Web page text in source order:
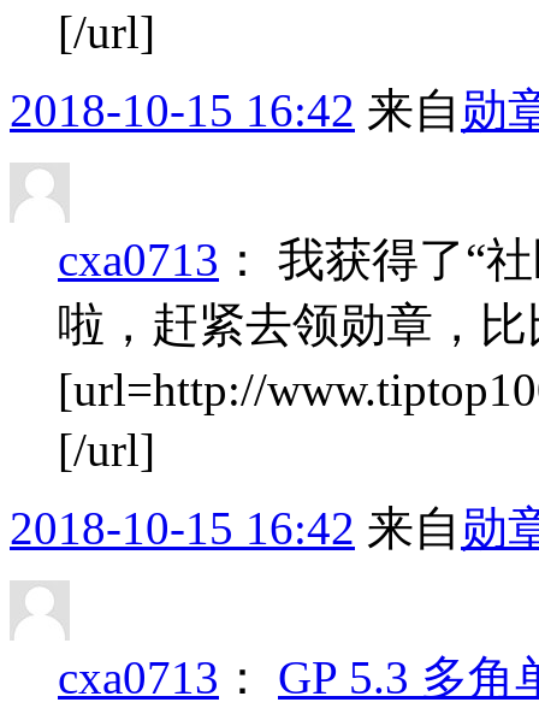
[/url]
2018-10-15 16:42 来自 勋
cxa0713 ： 我获得了“
啦，赶紧去领勋章，
[url=http://
[/url]
2018-10-15 16:42 来自 勋
cxa0713 ： GP 5.3 多角